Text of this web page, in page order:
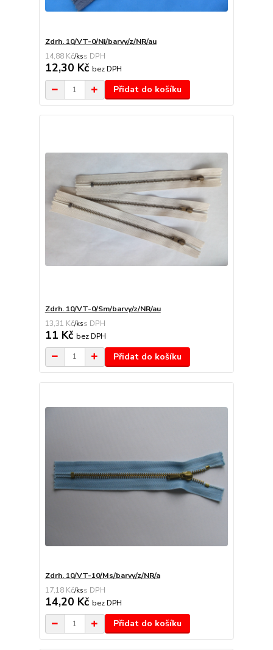
Zdrh. 10/VT-0/Ni/barvy/z/NR/au
14,88 Kč/ks
12,30 Kč bez DPH
Přidat do košíku
Zdrh. 10/VT-0/Sm/barvy/z/NR/au
13,31 Kč/ks
11 Kč bez DPH
Přidat do košíku
Zdrh. 10/VT-10/Ms/barvy/z/NR/a
17,18 Kč/ks
14,20 Kč bez DPH
Přidat do košíku